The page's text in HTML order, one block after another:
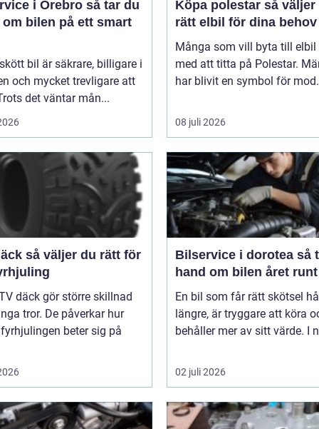
i Örebro så tar du
om bilen på ett smart
bil är säkrare, billigare i
och mycket trevligare att
det väntar mån...
Köpa polestar så väljer du
rätt elbil för dina behov
Många som vill byta till elbil
med att titta på Polestar.
har blivit en symbol för
08 juli 2026
du rätt för
däck gör större skillnad
tror. De påverkar hur
beter sig på
Bilservice i dorotea så tar du
hand om bilen året runt
En bil som får rätt skötsel
längre, är tryggare att köra
behåller mer av sitt värde. I
02 juli 2026